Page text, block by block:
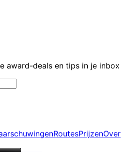
award-deals en tips in je inbox
RoutesPrijzenOver